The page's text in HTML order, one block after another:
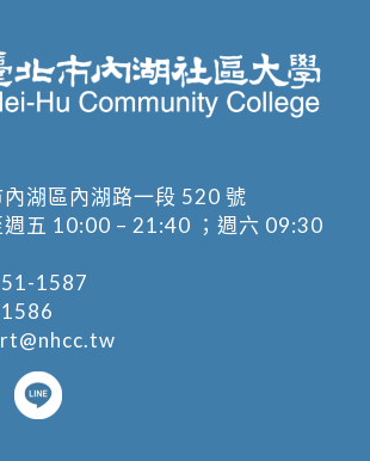
內湖區內湖路一段 520 號
週五 10:00 – 21:40 ；週六 09:30
1587